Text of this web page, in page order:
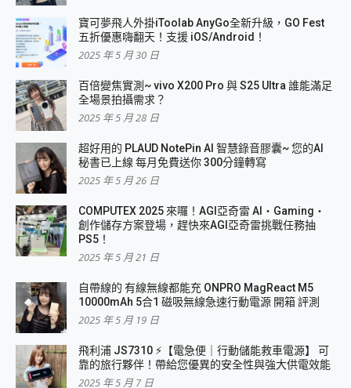
寶可夢飛人外掛iToolab AnyGo全新升級，GO Fest
五折優惠嗨翻天！支援 iOS/Android！
2025 年 5 月 30 日
百倍變焦實測~ vivo X200 Pro 與 S25 Ultra 誰能滿足
全場景拍攝需求？
2025 年 5 月 28 日
超好用的 PLAUD NotePin AI 智慧錄音膠囊~ 您的AI
秘書已上線 每月免費送你 300分鐘轉寫
2025 年 5 月 26 日
COMPUTEX 2025 來囉！AGI亞奇雷 AI・Gaming・
創作儲存方案登場，趕快來AGI亞奇雷挑戰任務抽
PS5！
2025 年 5 月 21 日
自帶線的 有線無線都能充 ONPRO MagReact M5
10000mAh 5合1 磁吸無線急速行動電源 開箱 評測
2025 年 5 月 19 日
飛利浦 JS7310 ⚡【電急便｜行動儲能救車電源】 可
靠的旅行夥伴！帶給您優異的安全性與強大供電效能
2025 年 5 月 7 日